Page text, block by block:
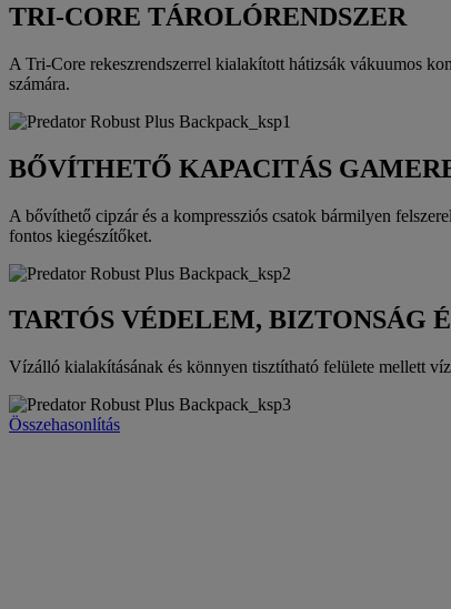
TRI-CORE TÁROLÓRENDSZER
A Tri-Core rekeszrendszerrel kialakított hátizsák vákuumos
számára.
BŐVÍTHETŐ KAPACITÁS
A bővíthető cipzár és a kompressziós csatok bármilyen
fontos kiegészítőket.
TARTÓS VÉDELEM, BIZTONSÁG
Vízálló kialakításának és könnyen tisztítható felülete mellett
Összehasonlítás